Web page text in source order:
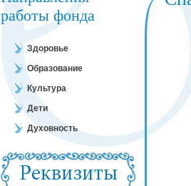
работы фонда
Здоровье
Образование
Культура
Дети
Духовность